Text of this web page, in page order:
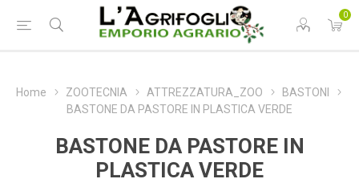
0
Home ZOOTECNIA ATTREZZATURA_ZOO
BASTONI
BASTONE DA PASTORE IN PLASTICA VERDE
BASTONE DA PASTORE IN
PLASTICA VERDE